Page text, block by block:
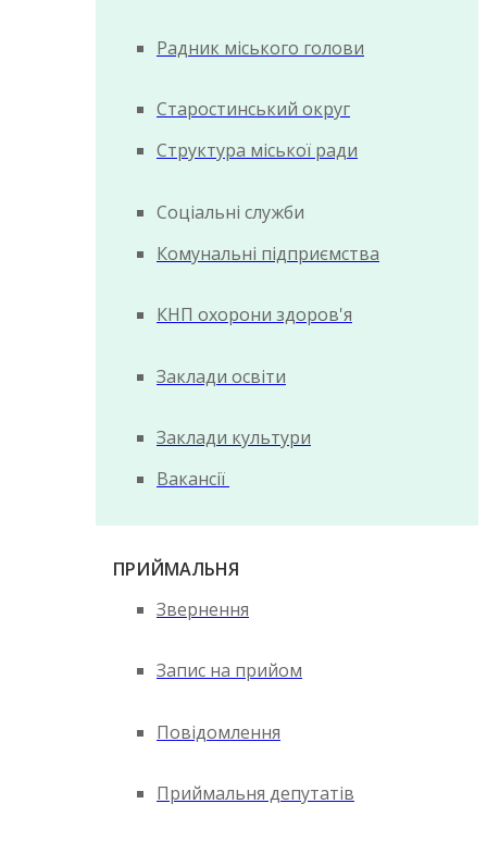
Радник міського голови
Старостинський округ
Структура міської ради
Соціальні служби
Комунальні підприємства
КНП охорони здоров'я
Заклади освіти
Заклади культури
Вакансії
ПРИЙМАЛЬНЯ
Звернення
Запис на прийом
Повідомлення
Приймальня депутатів